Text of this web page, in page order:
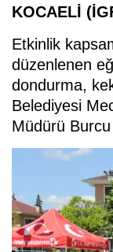
KOCAELİ
Etkinlik
düzenlenen
dondurma,
Belediyesi
Müdürü Burcu